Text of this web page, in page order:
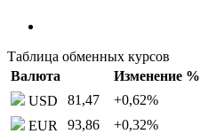
Таблица обменных курсов
Валюта
Изменение %
USD
81,47 +0,62%
EUR
93,86 +0,32%